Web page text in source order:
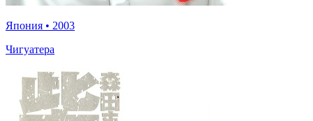
Япония • 2003
Чигуатера